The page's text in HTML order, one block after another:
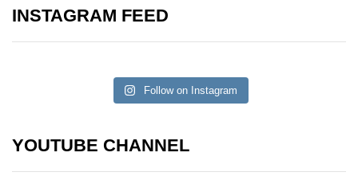
INSTAGRAM FEED
Follow on Instagram
YOUTUBE CHANNEL